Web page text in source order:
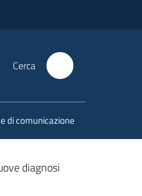
Cerca
di comunicazione
diagnosi